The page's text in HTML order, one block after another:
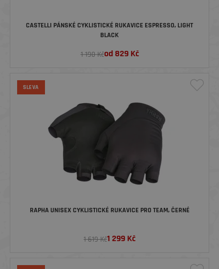
CASTELLI PÁNSKÉ CYKLISTICKÉ RUKAVICE ESPRESSO, LIGHT
BLACK
1 190 Kčod 829Kč
SLEVA
RAPHA UNISEX CYKLISTICKÉ RUKAVICE PRO TEAM, ČERNÉ
1 619 Kč1 299 Kč